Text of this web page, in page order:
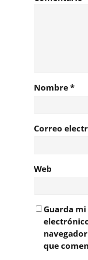
Nombre*
Correo
Web
Guarda
que